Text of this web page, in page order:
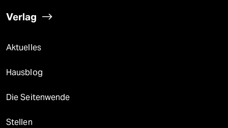
Verlag
Aktuelles
Hausblog
Die Seitenwende
Stellen